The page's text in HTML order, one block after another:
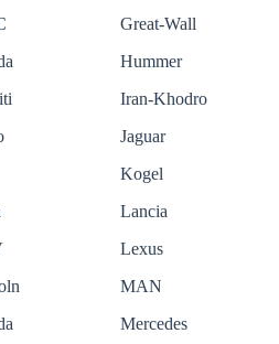
Great-Wall
Hummer
Iran-Khodro
Jaguar
Kogel
Lancia
Lexus
MAN
Mercedes